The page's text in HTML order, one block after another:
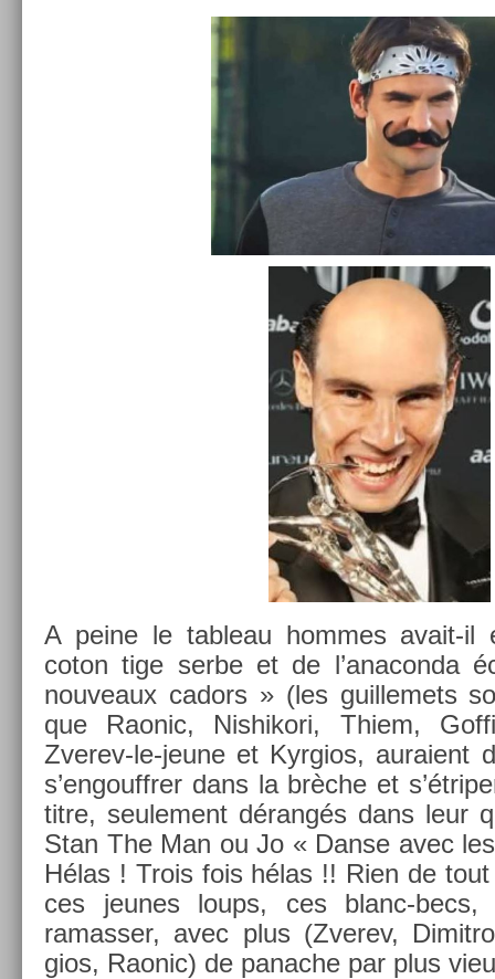
A peine le tab­leau hom­mes avait-il
coton tige serbe et de l’anacon­da
nouveaux cadors » (les guil­lemets
que Raonic, Nis­hikori, Thiem,
Zverev-le-jeune et Kyr­gios, auraient
s’en­gouffr­er dans la brèche et
titre, seule­ment dérangés dans leur
Stan The Man ou Jo « Danse avec
Hélas ! Trois fois hélas !! Rien de tout
ces jeunes loups, ces blanc-
ramass­er, avec plus (Zverev,
gios, Raonic) de panac­he par plus